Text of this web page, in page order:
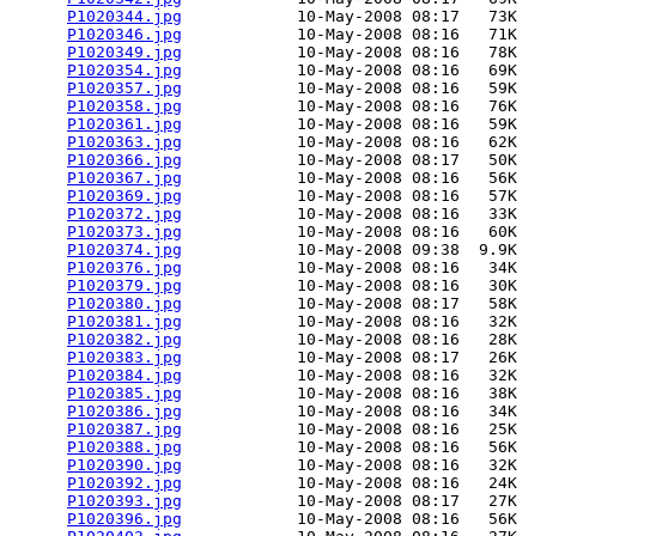
P1020344.jpg
            10-May-2008 08:17   73K
P1020346.jpg
            10-May-2008 08:16   71K
P1020349.jpg
            10-May-2008 08:16   78K
P1020354.jpg
            10-May-2008 08:16   69K
P1020357.jpg
            10-May-2008 08:16   59K
P1020358.jpg
            10-May-2008 08:16   76K
P1020361.jpg
            10-May-2008 08:16   59K
P1020363.jpg
            10-May-2008 08:16   62K
P1020366.jpg
            10-May-2008 08:17   50K
P1020367.jpg
            10-May-2008 08:16   56K
P1020369.jpg
            10-May-2008 08:16   57K
P1020372.jpg
            10-May-2008 08:16   33K
P1020373.jpg
            10-May-2008 08:16   60K
P1020374.jpg
            10-May-2008 09:38  9.9K
P1020376.jpg
            10-May-2008 08:16   34K
P1020379.jpg
            10-May-2008 08:16   30K
P1020380.jpg
            10-May-2008 08:17   58K
P1020381.jpg
            10-May-2008 08:16   32K
P1020382.jpg
            10-May-2008 08:16   28K
P1020383.jpg
            10-May-2008 08:17   26K
P1020384.jpg
            10-May-2008 08:16   32K
P1020385.jpg
            10-May-2008 08:16   38K
P1020386.jpg
            10-May-2008 08:16   34K
P1020387.jpg
            10-May-2008 08:16   25K
P1020388.jpg
            10-May-2008 08:16   56K
P1020390.jpg
            10-May-2008 08:16   32K
P1020392.jpg
            10-May-2008 08:16   24K
P1020393.jpg
            10-May-2008 08:17   27K
P1020396.jpg
            10-May-2008 08:16   56K